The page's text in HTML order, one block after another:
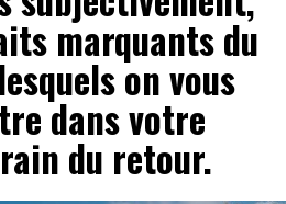
marquants du
on vous
dans votre
du retour.